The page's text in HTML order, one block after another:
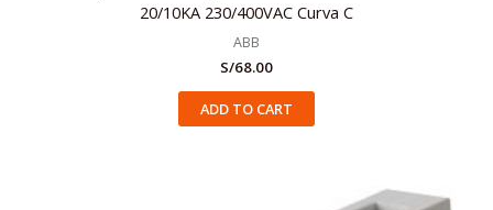
20/10KA 230/400VAC Curva C
ABB
S/68.00
ADD TO CART